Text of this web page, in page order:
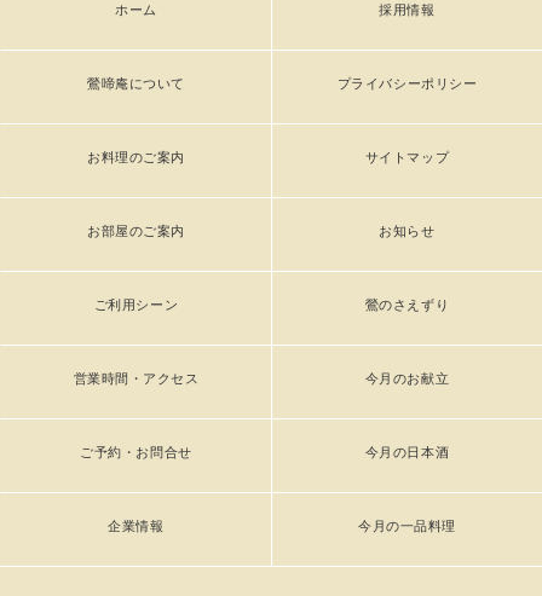
ホーム 採用情報
鶯啼庵について プライバシーポリシー
お料理のご案内 サイトマップ
お部屋のご案内 お知らせ
ご利用シーン 鶯のさえずり
営業時間・アクセス 今月のお献立
ご予約・お問合せ 今月の日本酒
企業情報 今月の一品料理